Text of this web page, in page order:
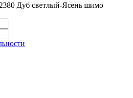
Дуб светлый-Ясень шимо